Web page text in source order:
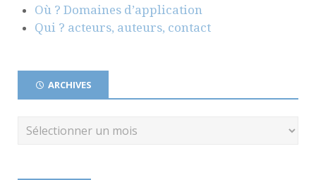
Où ? Domaines d’application
Qui ? acteurs, auteurs, contact
ARCHIVES